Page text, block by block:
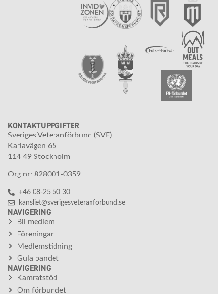
KONTAKTUPPGIFTER
Sveriges Veteranförbund (SVF)
Karlavägen 65
114 49 Stockholm
Org.nr: 828001-0359
+46 08-25 50 30
kansliet@sverigesveteranforbund.se
NAVIGERING
Bli medlem
Föreningar
Medlemstidning
Gula bandet
NAVIGERING
Kamratstöd
Om förbundet